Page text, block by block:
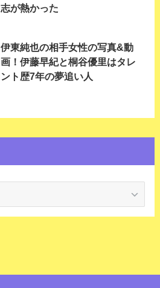
志が熱かった
伊東純也の相手女性の写真&動
画！伊藤早紀と桐谷優里はタレ
ント歴7年の夢追い人